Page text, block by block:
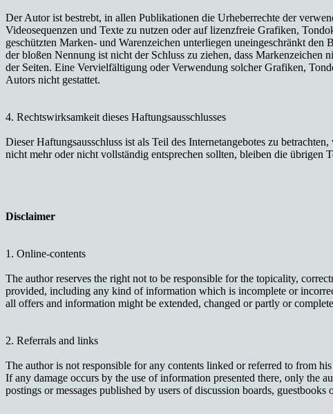
Der Autor ist bestrebt, in allen Publikationen die Urheberrechte der
Videosequenzen und Texte zu nutzen oder auf lizenzfreie Grafiken,
geschützten Marken- und Warenzeichen unterliegen uneingeschränkt
der bloßen Nennung ist nicht der Schluss zu ziehen, dass
der Seiten. Eine Vervielfältigung oder Verwendung solcher Grafiken,
Autors nicht gestattet.
4. Rechtswirksamkeit dieses Haftungsausschlusses
Dieser Haftungsausschluss ist als Teil des Internetangebotes zu
nicht mehr oder nicht vollständig entsprechen sollten, bleiben die
Disclaimer
1. Online-contents
The author reserves the right not to be responsible for the topicality,
provided, including any kind of information which is incomplete or
all offers and information might be extended, changed or partly or
2. Referrals and links
The author is not responsible for any contents linked or referred to from
If any damage occurs by the use of information presented there, only the
postings or messages published by users of discussion boards,